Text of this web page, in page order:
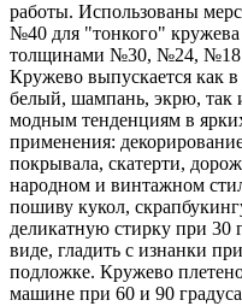
работы. Использованы
№40 для "тонкого"
толщинами №30, №24, №18
Кружево выпускается как
белый, шампань, экрю, так
модным тенденциям в
применения:
покрывала, скатерти,
народном и винтажном
пошиву кукол,
деликатную стирку при 30
виде, гладить с изнанки
подложке. Кружево
машине при 60 и 90